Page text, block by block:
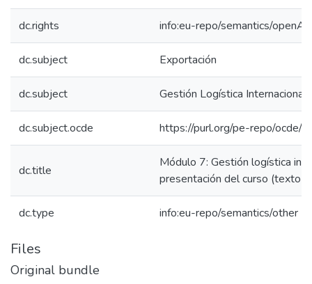
dc.rights info:eu-repo/semantics/
dc.subject Exportación
dc.subject Gestión Logística Internacional
dc.subject.ocde https://purl.org/pe-repo/ocde/
dc.title
Módulo 7: Gestión logística
presentación del curso (texto
dc.type info:eu-repo/semantics/other
Files
Original bundle